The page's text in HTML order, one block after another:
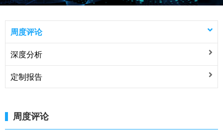
周度评论
深度分析
定制报告
周度评论